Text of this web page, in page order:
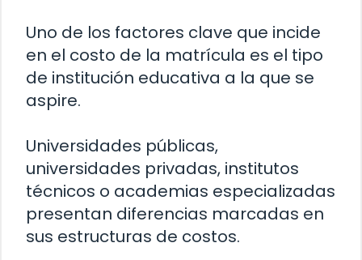
Uno de los factores clave que incide
en el costo de la matrícula es el tipo
de institución educativa a la que se
aspire.
Universidades públicas,
universidades privadas, institutos
técnicos o academias especializadas
presentan diferencias marcadas en
sus estructuras de costos.